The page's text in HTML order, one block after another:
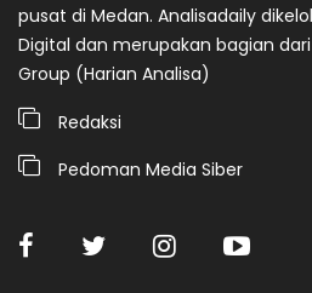
pusat di Medan. Analisadaily
Digital dan merupakan bagian
Group (Harian Analisa)
Redaksi
Pedoman Media Siber